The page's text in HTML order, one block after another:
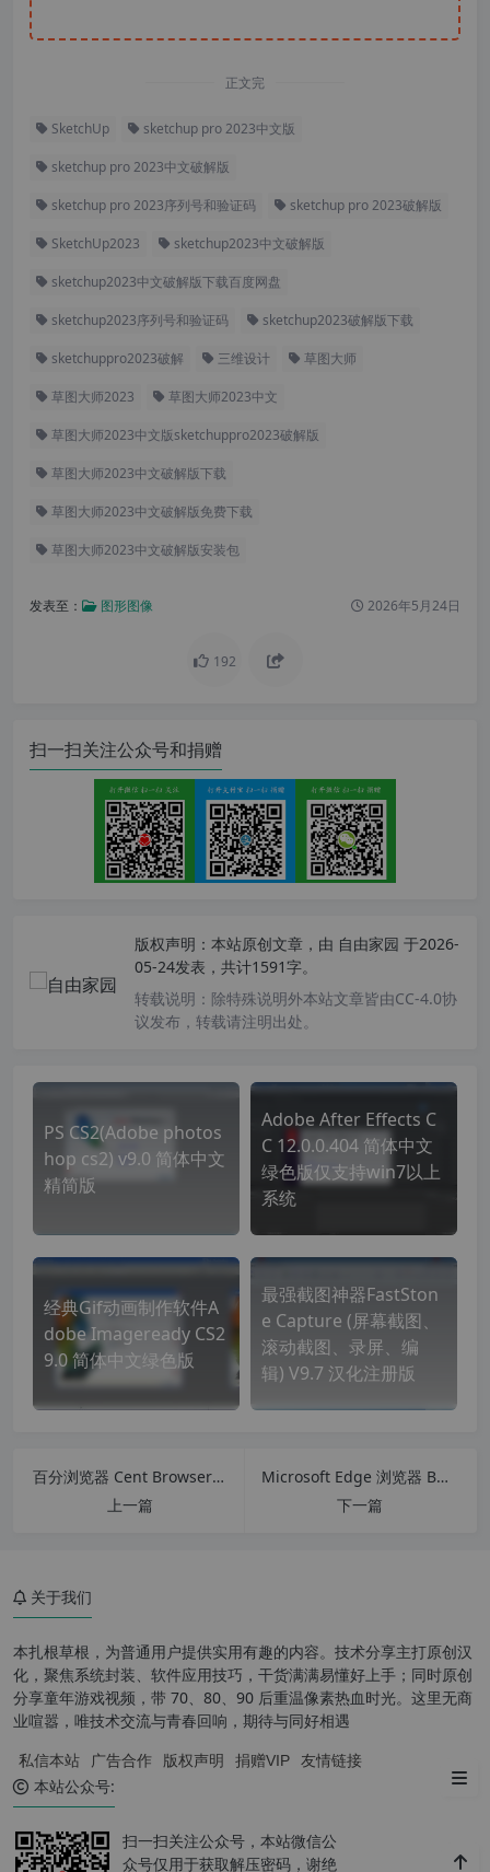
正文完
SketchUp sketchup pro 2023中文版
sketchup pro 2023中文破解版
sketchup pro 2023序列号和验证码 sketchup pro 2023破解版
SketchUp2023 sketchup2023中文破解版
sketchup2023中文破解版下载百度网盘
sketchup2023序列号和验证码 sketchup2023破解版下载
sketchuppro2023破解 三维设计 草图大师
草图大师2023 草图大师2023中文
草图大师2023中文版sketchuppro2023破解版
草图大师2023中文破解版下载
草图大师2023中文破解版免费下载
草图大师2023中文破解版安装包
发表至： 图形图像 2026年5月24日
192
扫一扫关注公众号和捐赠
版权声明： 本站原创文章，由 自由家园 于2026-
05-24发表，共计1591字。
转载说明： 除特殊说明外本站文章皆由CC-4.0协
议发布，转载请注明出处。
PS CS2(Adobe photos
hop cs2) v9.0 简体中文
精简版
Adobe After Effects C
C 12.0.0.404 简体中文
绿色版仅支持win7以上
系统
经典Gif动画制作软件A
dobe Imageready CS2
9.0 简体中文绿色版
最强截图神器FastSton
e Capture (屏幕截图、
滚动截图、录屏、编
辑) V9.7 汉化注册版
百分浏览器 Cent Browser v5.0.1002.295 绿色直装增强版
上一篇
Microsoft Edge 浏览器 Build 113.0.1774.35 绿色增强 去流氓安装版
下一篇
软件亮点
新功能
安装教程
关于我们
本扎根草根，为普通用户提供实用有趣的内容。技术分享主打原创汉
化，聚焦系统封装、软件应用技巧，干货满满易懂好上手；同时原创
分享童年游戏视频，带 70、80、90 后重温像素热血时光。这里无商
业喧嚣，唯技术交流与青春回响，期待与同好相遇
私信本站 广告合作 版权声明 捐赠VIP 友情链接
本站公众号:
扫一扫关注公众号，本站微信公
众号仅用于获取解压密码，谢绝